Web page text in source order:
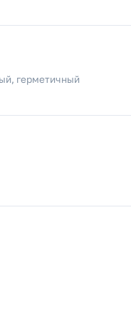
герметичный